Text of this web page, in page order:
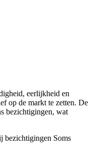
eerlijkheid en
op de markt te zetten. De
bezichtigingen, wat
bezichtigingen Soms